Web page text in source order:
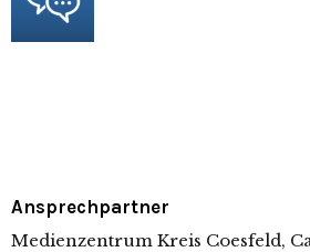
Ansprechpartner
Medienzentrum Kreis Coesfeld,